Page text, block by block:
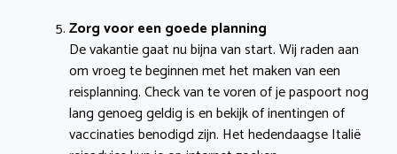
Zorg voor een goede planning
De vakantie gaat nu bijna van start. Wij raden aan
om vroeg te beginnen met het maken van een
reisplanning. Check van te voren of je paspoort nog
lang genoeg geldig is en bekijk of inentingen of
vaccinaties benodigd zijn. Het hedendaagse Italië